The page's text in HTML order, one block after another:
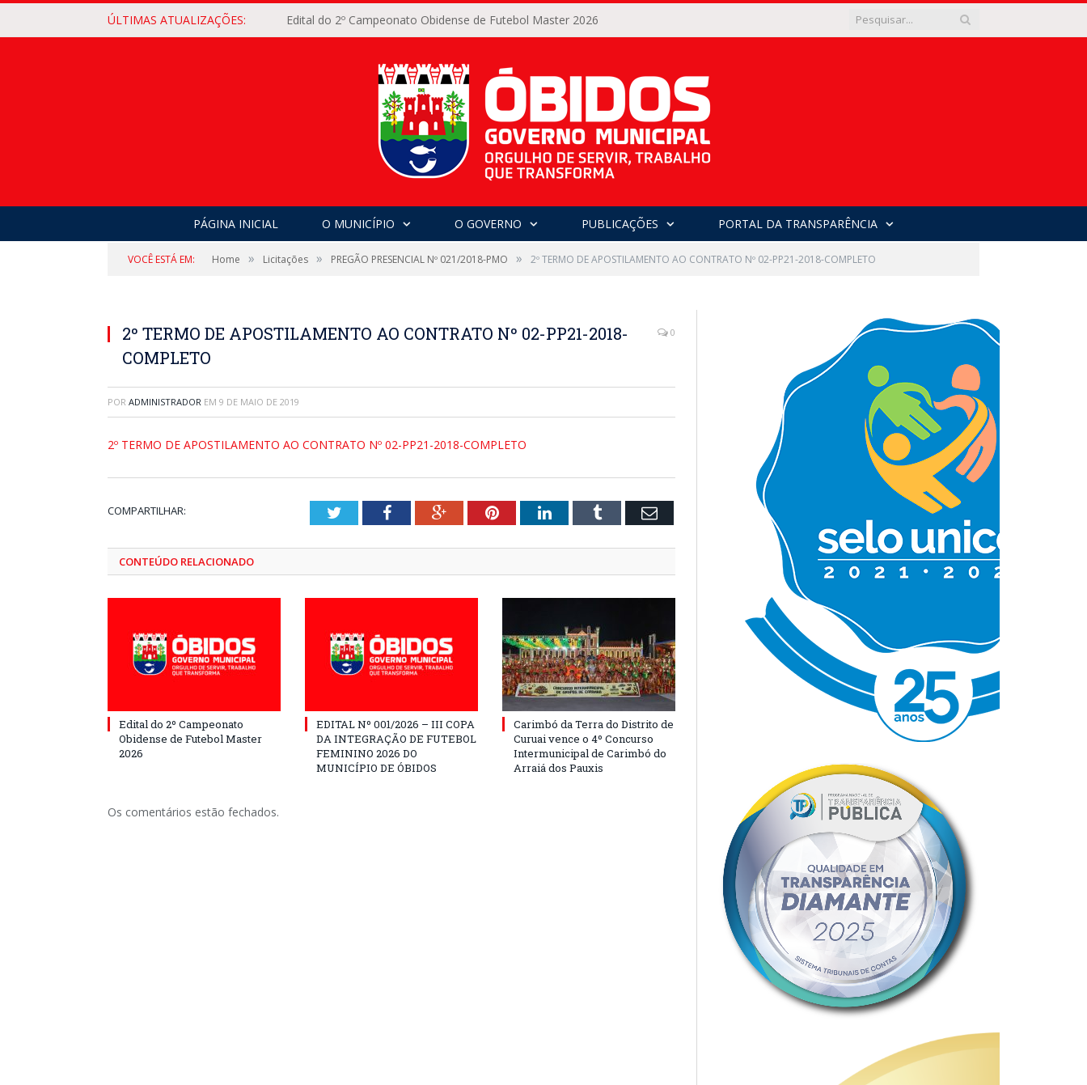
ÚLTIMAS ATUALIZAÇÕES: Edital do 2º Campeonato Obidense de Futebol Master 2026
PÁGINA INICIAL O MUNICÍPIO O GOVERNO PUBLICAÇÕES PORTAL DA TRANSPARÊNCIA
VOCÊ ESTÁ EM: Home » Licitações » PREGÃO PRESENCIAL Nº 021/2018-PMO » 2º TERMO DE APOSTILAMENTO AO CONTRATO Nº 02-PP21-2018-COMPLETO
2º TERMO DE APOSTILAMENTO AO CONTRATO Nº 02-PP21-2018-
COMPLETO
0
POR ADMINISTRADOR EM 9 DE MAIO DE 2019
2º TERMO DE APOSTILAMENTO AO CONTRATO Nº 02-PP21-2018-COMPLETO
COMPARTILHAR: TwitterFacebookGoogle+PinterestLinkedInTumblr Email
CONTEÚDO RELACIONADO
Edital do 2º Campeonato
Obidense de Futebol Master
2026
EDITAL Nº 001/2026 – III COPA
DA INTEGRAÇÃO DE FUTEBOL
FEMININO 2026 DO
MUNICÍPIO DE ÓBIDOS
Carimbó da Terra do Distrito de
Curuai vence o 4º Concurso
Intermunicipal de Carimbó do
Arraiá dos Pauxis
Os comentários estão fechados.